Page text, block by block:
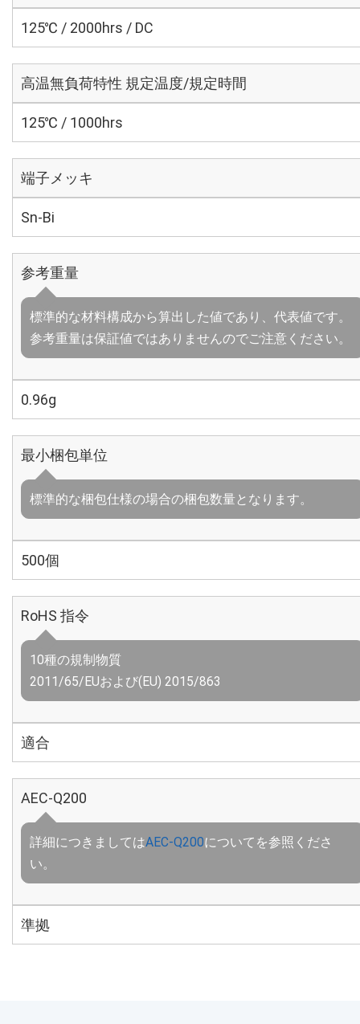
125℃ / 2000hrs / DC
高温無負荷特性 規定温度/規定時間
125℃ / 1000hrs
端子メッキ
Sn-Bi
参考重量
標準的な材料構成から算出した値であり、代表値です。
参考重量は保証値ではありませんのでご注意ください。
0.96g
最小梱包単位
標準的な梱包仕様の場合の梱包数量となります。
500個
RoHS 指令
10種の規制物質
2011/65/EUおよび(EU) 2015/863
適合
AEC-Q200
詳細につきましてはAEC-Q200についてを参照くださ
い。
準拠